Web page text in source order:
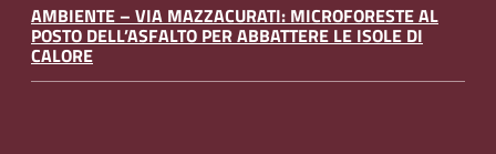
AMBIENTE – VIA MAZZACURATI: MICROFORESTE AL
POSTO DELL’ASFALTO PER ABBATTERE LE ISOLE DI
CALORE